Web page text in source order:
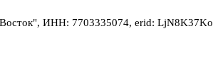
ИНН: 7703335074, erid: LjN8K37Ko